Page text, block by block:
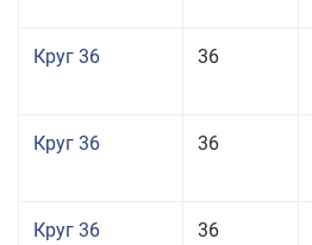
Круг 36 36
Круг 36 36
Круг 36 36